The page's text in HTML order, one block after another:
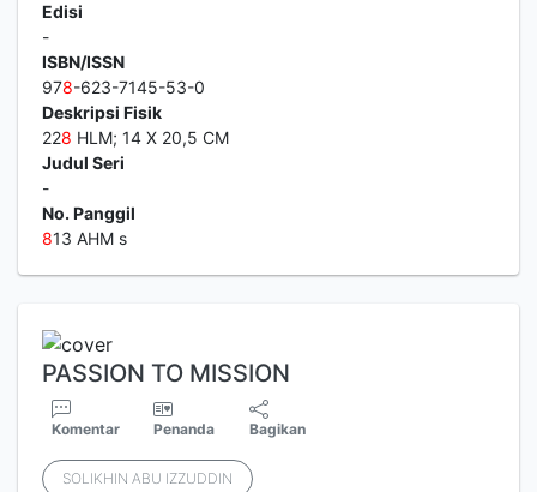
Edisi
-
ISBN/ISSN
978-623-7145-53-0
Deskripsi Fisik
228 HLM; 14 X 20,5 CM
Judul Seri
-
No. Panggil
813 AHM s
PASSION TO MISSION
Komentar Penanda Bagikan
SOLIKHIN ABU IZZUDDIN